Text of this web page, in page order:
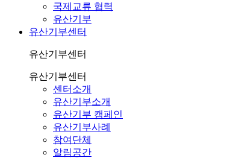
국제교류 협력
유산기부
유산기부센터
유산기부센터
유산기부센터
센터소개
유산기부소개
유산기부 캠페인
유산기부사례
참여단체
알림공간